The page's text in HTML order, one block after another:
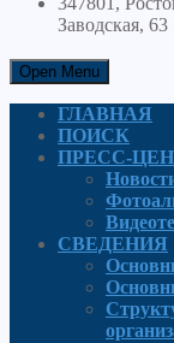
Заводская, 63
Open Menu
ГЛАВНАЯ
ПОИСК
ПРЕСС-
СВЕДЕНИЯ